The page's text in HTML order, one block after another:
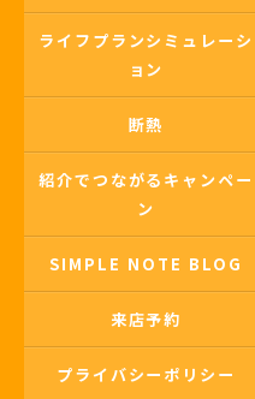
ライフプランシミュレーシ
ョン
断熱
紹介でつながるキャンペー
ン
SIMPLE NOTE BLOG
来店予約
プライバシーポリシー